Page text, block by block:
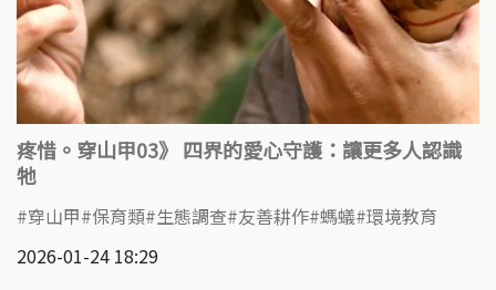
疼惜。穿山甲03》 四界的愛心守護：讓更多人認識
牠
穿山甲 保育類 生態調查 友善耕作 螞蟻 環境教育
2026-01-24 18:29